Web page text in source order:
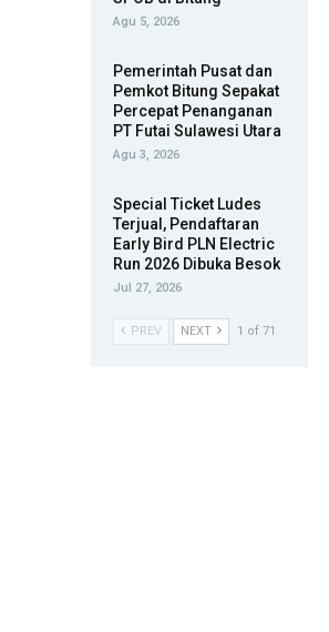
Agu 5, 2026
Pemerintah Pusat dan
Pemkot Bitung Sepakat
Percepat Penanganan
PT Futai Sulawesi Utara
Agu 3, 2026
Special Ticket Ludes
Terjual, Pendaftaran
Early Bird PLN Electric
Run 2026 Dibuka Besok
Jul 27, 2026
PREV NEXT 1 of 71